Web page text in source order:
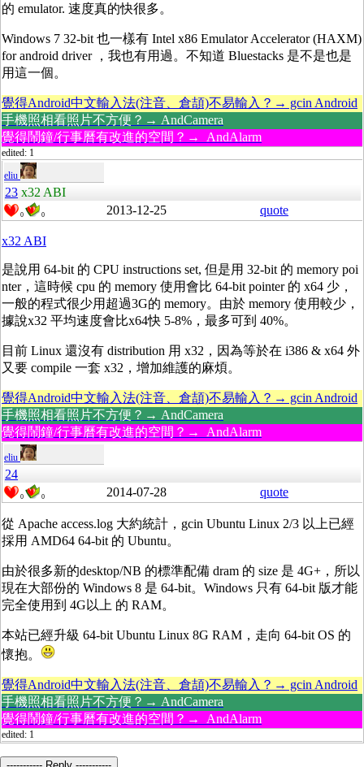
的 emulator. 速度真的快很多。
Windows 7 32-bit 也一樣有 Intel x86 Emulator Accelerator (HAXM)
for android driver ，我也有用過。不知道 Bluestacks 是不是也是
用這一個。
覺得Android中文輸入法(注音、倉頡)不易輸入？→ gcin Android
手機照相看照片不方便？→ AndCamera
覺得鬧鐘/行事曆有改進的空間？→ AndAlarm
edited: 1
eliu
23 x32 ABI
0 0 2013-12-25 quote
x32 ABI
是說用 64-bit 的 CPU instructions set, 但是用 32-bit 的 memory poi
nter，這時候 cpu 的 memory 使用會比 64-bit pointer 的 x64 少，
一般的程式很少用超過3G的 memory。由於 memory 使用較少，
據說x32 平均速度會比x64快 5-8%，最多可到 40%。
目前 Linux 還沒有 distribution 用 x32，因為等於在 i386 & x64 外
又要 compile 一套 x32，增加維護的麻煩。
覺得Android中文輸入法(注音、倉頡)不易輸入？→ gcin Android
手機照相看照片不方便？→ AndCamera
覺得鬧鐘/行事曆有改進的空間？→ AndAlarm
eliu
24
0 0 2014-07-28 quote
從 Apache access.log 大約統計，gcin Ubuntu Linux 2/3 以上已經
採用 AMD64 64-bit 的 Ubuntu。
由於很多新的desktop/NB 的標準配備 dram 的 size 是 4G+，所以
現在大部份的 Windows 8 是 64-bit。Windows 只有 64-bit 版才能
完全使用到 4G以上 的 RAM。
本站已經升級 64-bit Ubuntu Linux 8G RAM，走向 64-bit OS 的
懷抱。
覺得Android中文輸入法(注音、倉頡)不易輸入？→ gcin Android
手機照相看照片不方便？→ AndCamera
覺得鬧鐘/行事曆有改進的空間？→ AndAlarm
edited: 1